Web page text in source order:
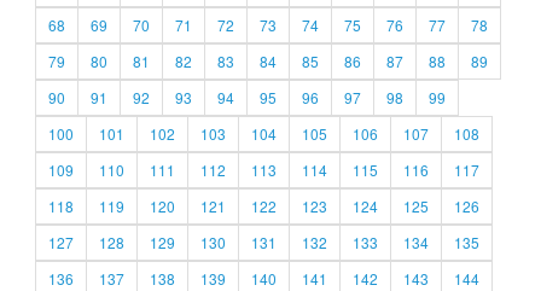
68
69 70 71 72 73 74 75 76 77
78
79
80 81 82 83 84 85 86 87 88
89
90
91 92 93 94 95 96 97 98
99
100
101 102 103 104 105 106 107
108
109
110 111 112 113 114 115 116
117
118
119 120 121 122 123 124 125
126
127
128 129 130 131 132 133 134
135
136
137 138 139 140 141 142 143
144